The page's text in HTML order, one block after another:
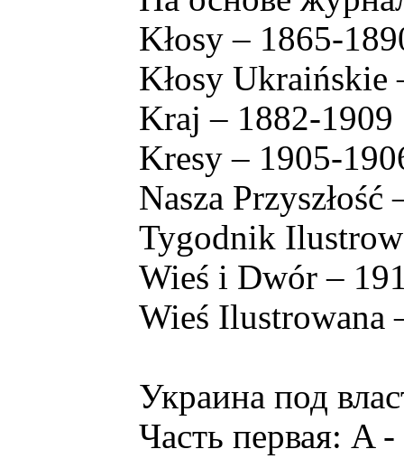
Kłosy – 1865-
Kłosy Ukraińskie
Kraj – 1882-1909
Kresy – 1905-
Nasza Przyszłość
Tygodnik
Wieś i Dwór –
Wieś Ilustrowana
Украина под
Часть первая: A